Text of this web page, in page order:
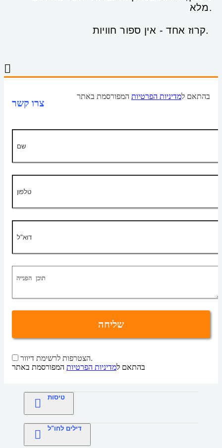
מלא.
קרוז אחד - אין ספור חוויות.
צרו קשר
בהתאם למדיניות הפרטיות המפורסמת באתר
שליחה
הצטרפות לרשימת דיוור.
בהתאם למדיניות הפרטיות המפורסמת באתר
טיסות
דילים לחו"ל